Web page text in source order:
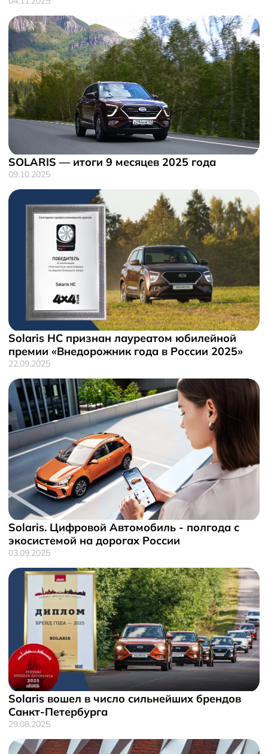
SOLARIS — итоги 9 месяцев 2025 года
09.10.2025
Solaris HC признан лауреатом юбилейной
премии «Внедорожник года в России 2025»
22.09.2025
Solaris. Цифровой Автомобиль - полгода с
экосистемой на дорогах России
03.09.2025
Solaris вошел в число сильнейших брендов
Санкт-Петербурга
29.08.2025